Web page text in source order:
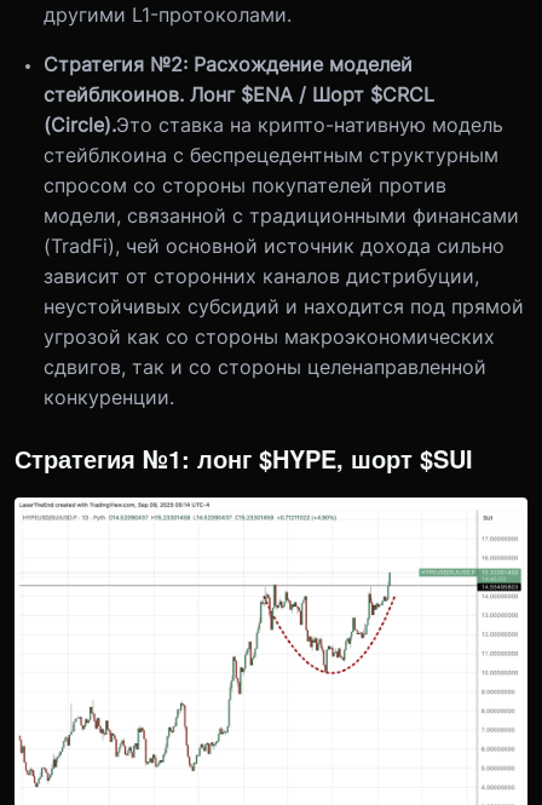
другими L1-протоколами.
Стратегия №2: Расхождение моделей
стейблкоинов. Лонг $ENA / Шорт $CRCL
(Circle).Это ставка на крипто-нативную модель
стейблкоина с беспрецедентным структурным
спросом со стороны покупателей против
модели, связанной с традиционными финансами
(TradFi), чей основной источник дохода сильно
зависит от сторонних каналов дистрибуции,
неустойчивых субсидий и находится под прямой
угрозой как со стороны макроэкономических
сдвигов, так и со стороны целенаправленной
конкуренции.
Стратегия №1: лонг $HYPE, шорт $SUI